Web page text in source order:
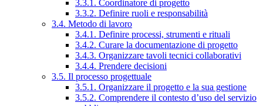
3.3.1. Coordinatore di progetto
3.3.2. Definire ruoli e responsabilità
3.4. Metodo di lavoro
3.4.1. Definire processi, strumenti e rituali
3.4.2. Curare la documentazione di progetto
3.4.3. Organizzare tavoli tecnici collaborativi
3.4.4. Prendere decisioni
3.5. Il processo progettuale
3.5.1. Organizzare il progetto e la sua gestione
3.5.2. Comprendere il contesto d’uso del servizio